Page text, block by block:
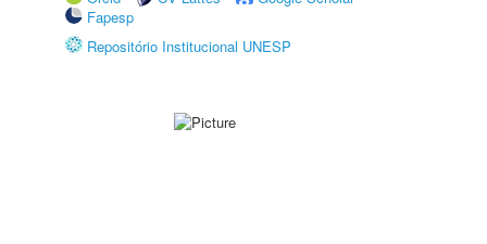
Fapesp
Repositório Institucional UNESP